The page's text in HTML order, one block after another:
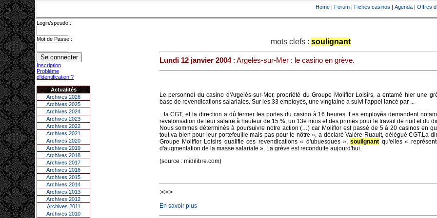
Home | Forum | Fiches casinos | Agenda | Offres
Login/speudo :
Mot de Passe :
Inscription
Problème
d'identification ?
Actualités
Archives 2026
Archives 2025
Archives 2024
Archives 2023
Archives 2022
Archives 2021
Archives 2020
Archives 2019
Archives 2018
Archives 2017
Archives 2016
Archives 2015
Archives 2014
Archives 2013
Archives 2012
Archives 2011
Archives 2010
mots clefs : soulignant
Lundi 12 janvier 2004: Argelès-sur-Mer : le casino en grève.
Le personnel du casino d'Argelès-sur-Mer, propriété du Groupe Moliflor Loisirs, a entamé hier une
base de revendications salariales. Sur les 33 employés, une vingtaine a suivi l'appel lancé par ...
...la CGT, et la direction a dû fermer les portes du casino à 16 heures. Les employés demandent
revalorisation de leur salaire à hauteur de 15 %, un 13e mois et des primes pour le travail de nuit et du
Nous sommes déterminés à poursuivre notre action (…) car Moliflor est passé de 5 à 20 casinos en
tout va bien pour leur portefeuille mais pas pour le nôtre », a déclaré Valère Ruault, délégué CGT.La
Groupe Moliflor Loisirs qualifie ces revendications « d'ubuesques »,soulignant qu'elles «
d'augmentation de la masse salariale ». La grève est reconduite aujourd'hui.
(source : midilibre.com)
>>>
En savoir plus